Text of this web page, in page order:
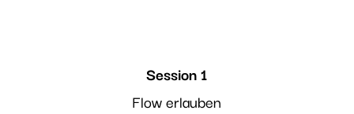
Session 1
Flow erlauben